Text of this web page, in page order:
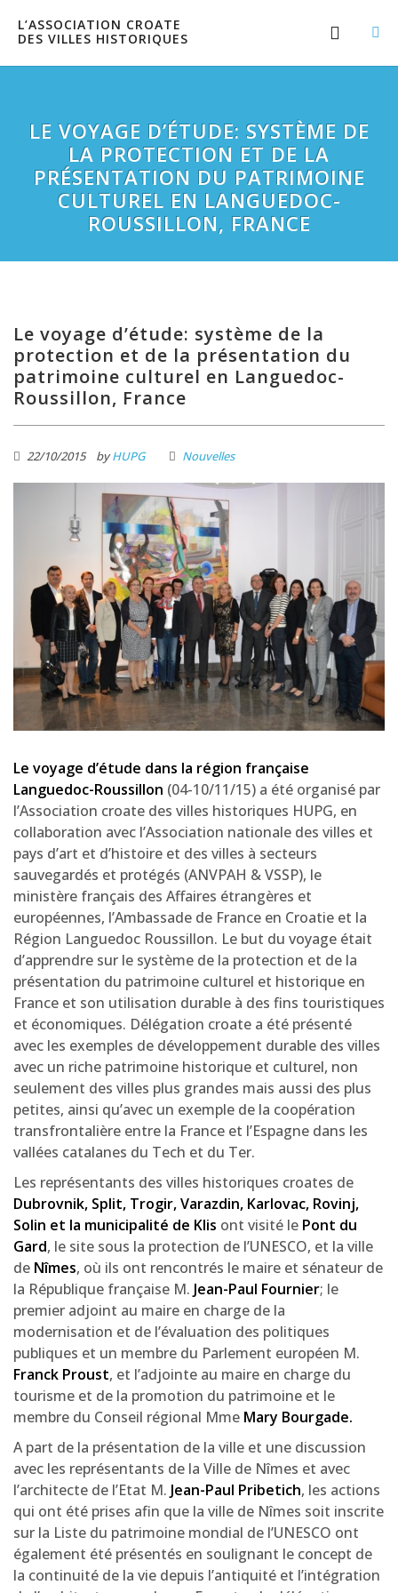
L’ASSOCIATION CROATE
DES VILLES HISTORIQUES
LE VOYAGE D’ÉTUDE: SYSTÈME DE
LA PROTECTION ET DE LA
PRÉSENTATION DU PATRIMOINE
CULTUREL EN LANGUEDOC-
ROUSSILLON, FRANCE
Le voyage d’étude: système de la
protection et de la présentation du
patrimoine culturel en Languedoc-
Roussillon, France
22/10/2015 byHUPG Nouvelles
Le voyage d’étude dans la région française
Languedoc-Roussillon (04-10/11/15) a été organisé par
l’Association croate des villes historiques HUPG, en
collaboration avec l’Association nationale des villes et
pays d’art et d’histoire et des villes à secteurs
sauvegardés et protégés (ANVPAH & VSSP), le
ministère français des Affaires étrangères et
européennes, l’Ambassade de France en Croatie et la
Région Languedoc Roussillon. Le but du voyage était
d’apprendre sur le système de la protection et de la
présentation du patrimoine culturel et historique en
France et son utilisation durable à des fins touristiques
et économiques. Délégation croate a été présenté
avec les exemples de développement durable des villes
avec un riche patrimoine historique et culturel, non
seulement des villes plus grandes mais aussi des plus
petites, ainsi qu’avec un exemple de la coopération
transfrontalière entre la France et l’Espagne dans les
vallées catalanes du Tech et du Ter.
Les représentants des villes historiques croates de
Dubrovnik, Split, Trogir, Varazdin, Karlovac, Rovinj,
Solin et la municipalité de Klis ont visité le Pont du
Gard, le site sous la protection de l’UNESCO, et la ville
de Nîmes, où ils ont rencontrés le maire et sénateur de
la République française M. Jean-Paul Fournier; le
premier adjoint au maire en charge de la
modernisation et de l’évaluation des politiques
publiques et un membre du Parlement européen M.
Franck Proust, et l’adjointe au maire en charge du
tourisme et de la promotion du patrimoine et le
membre du Conseil régional Mme Mary Bourgade.
A part de la présentation de la ville et une discussion
avec les représentants de la Ville de Nîmes et avec
l’architecte de l’Etat M. Jean-Paul Pribetich, les actions
qui ont été prises afin que la ville de Nîmes soit inscrite
sur la Liste du patrimoine mondial de l’UNESCO ont
également été présentés en soulignant le concept de
la continuité de la vie depuis l’antiquité et l’intégration